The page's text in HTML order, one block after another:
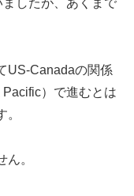
したが、あくまで
US-Canadaの関係
）で進むとは
。